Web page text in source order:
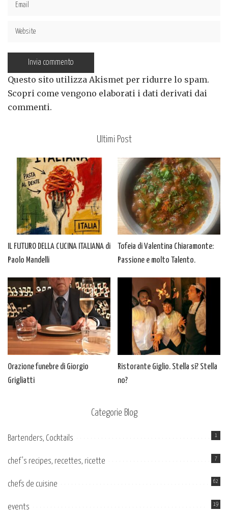
Questo sito utilizza Akismet per ridurre lo spam.
Scopri come vengono elaborati i dati derivati dai
commenti.
Ultimi Post
IL FUTURO DELLA CUCINA ITALIANA di
Paolo Mandelli
Tofeia di Valentina Chiaramonte:
Passione e molto Talento.
Orazione funebre di Giorgio
Grigliatti
Ristorante Giglio. Stella si? Stella
no?
Categorie Blog
Bartenders, Cocktails 1
chef's recipes, recettes, ricette 7
chefs de cuisine 62
events 19